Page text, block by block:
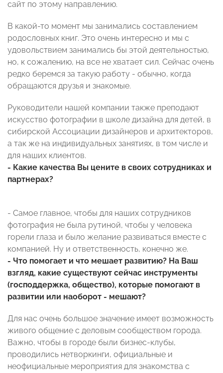
сайт по этому направлению.
В какой-то момент мы занимались составлением
родословных книг. Это очень интересно и мы с
удовольствием занимались бы этой деятельностью,
но, к сожалению, на все не хватает сил. Сейчас очень
редко беремся за такую работу - обычно, когда
обращаются друзья и знакомые.
Руководители нашей компании также преподают
искусство фотографии в школе дизайна для детей, в
сибирской Ассоциации дизайнеров и архитекторов,
а так же на индивидуальных занятиях, в том числе и
для наших клиентов.
- Какие качества Вы цените в своих сотрудниках и
партнерах?
- Самое главное, чтобы для наших сотрудников
фотография не была рутиной, чтобы у человека
горели глаза и было желание развиваться вместе с
компанией. Ну и ответственность, конечно же.
- Что помогает и что мешает развитию? На Ваш
взгляд, какие существуют сейчас инструменты
(господдержка, общество), которые помогают в
развитии или наоборот - мешают?
Для нас очень большое значение имеет возможность
живого общение с деловым сообществом города.
Важно, чтобы в городе были бизнес-клубы,
проводились нетворкинги, официальные и
неофициальные мероприятия для знакомства с